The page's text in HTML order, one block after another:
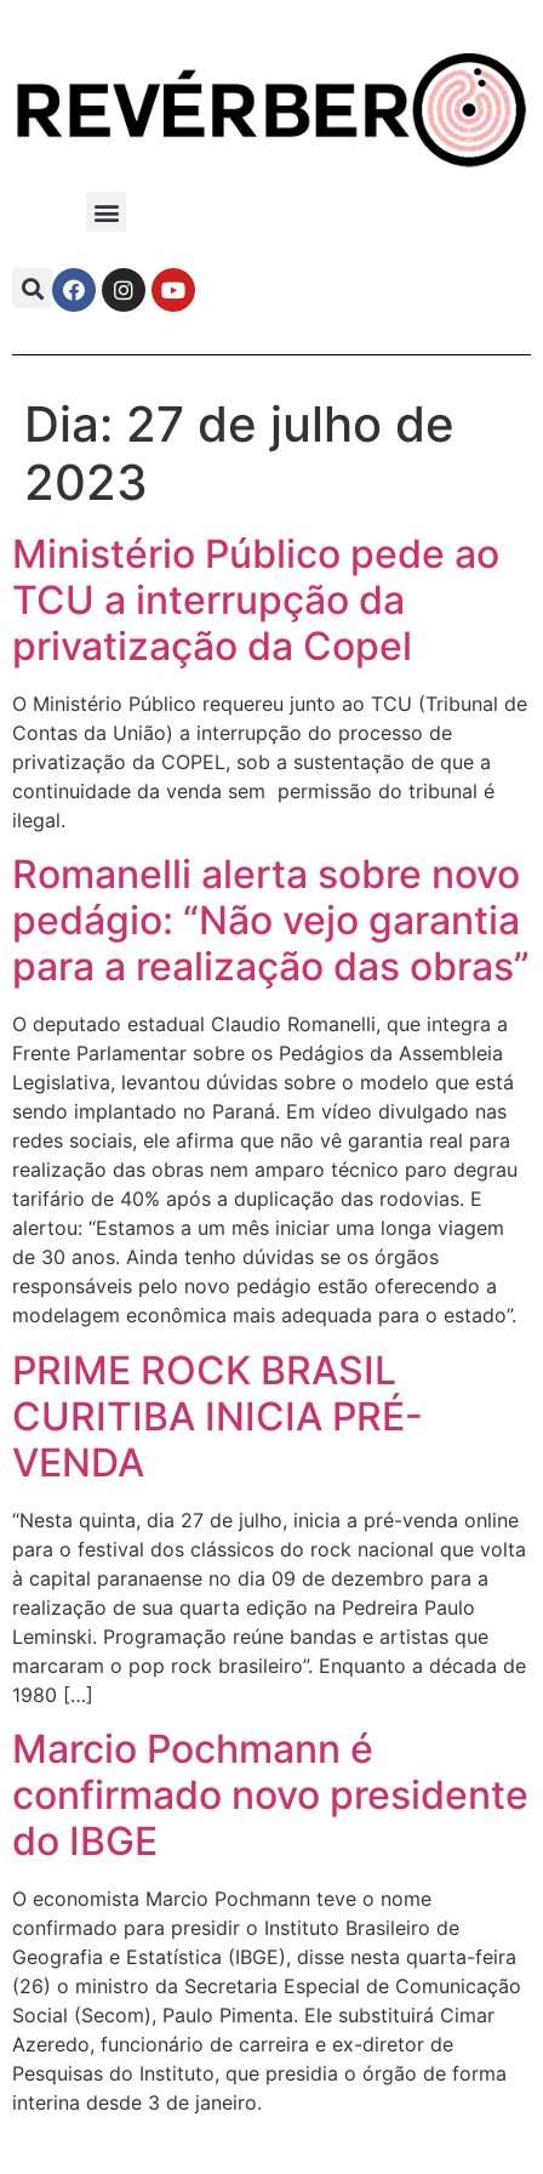
Dia: 27 de julho de
2023
Ministério Público pede ao
TCU a interrupção da
privatização da Copel
O Ministério Público requereu junto ao TCU (Tribunal de
Contas da União) a interrupção do processo de
privatização da COPEL, sob a sustentação de que a
continuidade da venda sem permissão do tribunal é
ilegal.
Romanelli alerta sobre novo
pedágio: “Não vejo garantia
para a realização das obras”
O deputado estadual Claudio Romanelli, que integra a
Frente Parlamentar sobre os Pedágios da Assembleia
Legislativa, levantou dúvidas sobre o modelo que está
sendo implantado no Paraná. Em vídeo divulgado nas
redes sociais, ele afirma que não vê garantia real para
realização das obras nem amparo técnico paro degrau
tarifário de 40% após a duplicação das rodovias. E
alertou: “Estamos a um mês iniciar uma longa viagem
de 30 anos. Ainda tenho dúvidas se os órgãos
responsáveis pelo novo pedágio estão oferecendo a
modelagem econômica mais adequada para o estado”.
PRIME ROCK BRASIL
CURITIBA INICIA PRÉ-
VENDA
“Nesta quinta, dia 27 de julho, inicia a pré-venda online
para o festival dos clássicos do rock nacional que volta
à capital paranaense no dia 09 de dezembro para a
realização de sua quarta edição na Pedreira Paulo
Leminski. Programação reúne bandas e artistas que
marcaram o pop rock brasileiro”. Enquanto a década de
1980 […]
Marcio Pochmann é
confirmado novo presidente
do IBGE
O economista Marcio Pochmann teve o nome
confirmado para presidir o Instituto Brasileiro de
Geografia e Estatística (IBGE), disse nesta quarta-feira
(26) o ministro da Secretaria Especial de Comunicação
Social (Secom), Paulo Pimenta. Ele substituirá Cimar
Azeredo, funcionário de carreira e ex-diretor de
Pesquisas do Instituto, que presidia o órgão de forma
interina desde 3 de janeiro.